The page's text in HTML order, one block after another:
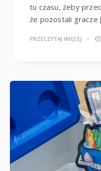
tu czasu, żeby
że pozostali gracze
PRZECZYTAJ WIĘCEJ